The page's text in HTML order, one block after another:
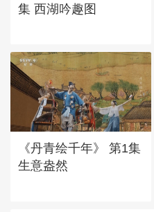
集 西湖吟趣图
《丹青绘千年》 第1集
生意盎然